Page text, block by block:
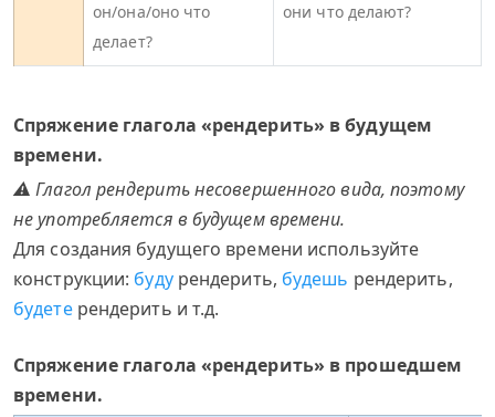
он/она/оно что
делает?
они что делают?
Спряжение глагола «рендерить» в будущем
времени.
⚠ Глагол рендерить несовершенного вида, поэтому
не употребляется в будущем времени.
Для создания будущего времени используйте
конструкции: будурендерить, будешь рендерить,
будетерендерить и т.д.
Спряжение глагола «рендерить» в прошедшем
времени.